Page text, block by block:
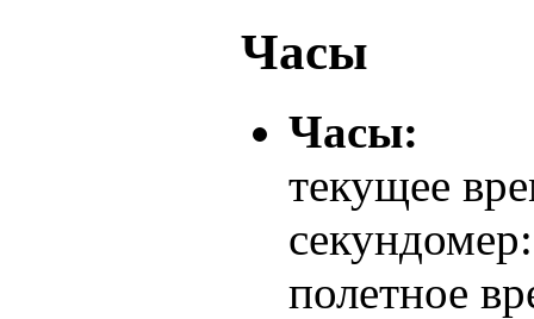
Часы
Часы:
текущее
полетное